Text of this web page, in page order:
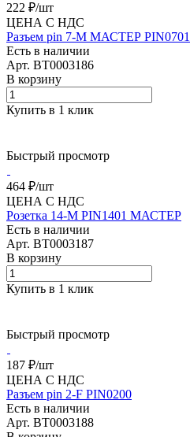
222 ₽/шт
ЦЕНА С НДС
Разъем pin 7-M МАСТЕР PIN0701
Есть в наличии
Арт. BT0003186
В корзину
Купить в 1 клик
Быстрый просмотр
464 ₽/шт
ЦЕНА С НДС
Розетка 14-M PIN1401 МАСТЕР
Есть в наличии
Арт. BT0003187
В корзину
Купить в 1 клик
Быстрый просмотр
187 ₽/шт
ЦЕНА С НДС
Разъем pin 2-F PIN0200
Есть в наличии
Арт. BT0003188